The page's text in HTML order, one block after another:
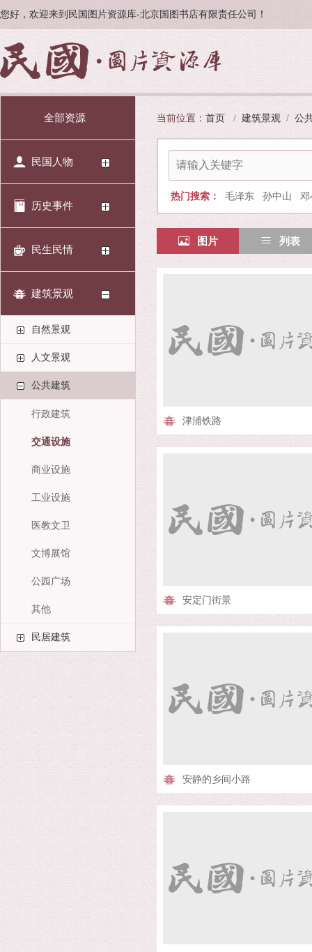
您好，欢迎来到民国图片资源库-北京国图书店有限责任公司！
全部资源
民国人物
历史事件
民生民情
建筑景观
自然景观
人文景观
公共建筑
行政建筑
交通设施
商业设施
工业设施
医教文卫
文博展馆
公园广场
其他
民居建筑
当前位置： 首页 / 建筑景观 / 公
热门搜索： 毛泽东 孙中山
图片 列表
津浦铁路
安定门街景
安静的乡间小路